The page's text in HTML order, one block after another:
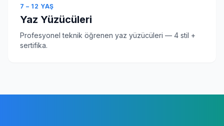
7 – 12 YAŞ
Yaz Yüzücüleri
Profesyonel teknik öğrenen yaz yüzücüleri — 4 stil +
sertifika.